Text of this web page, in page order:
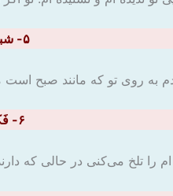
۵- شبان تیره امیدم به صبح روی تو باشد / وَ قَدْ تُفَتَّشُ عَینُ الْحَیاهِ فی الظُّلُماتِ
به روی تو که مانند صبح
۶- فَکَمْ تُمَرِّرُ عَیشی وَ أَنتَ حامِلُ شَهْدٍ / جواب تلخ بدیع است از آن دهان نباتی
ام را تلخ می‌کنی در حالی که